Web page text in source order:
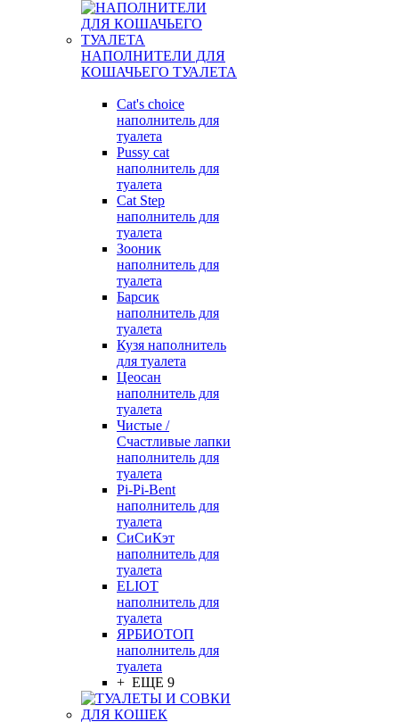
НАПОЛНИТЕЛИ ДЛЯ
КОШАЧЬЕГО ТУАЛЕТА
Cat's choice
наполнитель для
туалета
Pussy cat
наполнитель для
туалета
Cat Step
наполнитель для
туалета
Зооник
наполнитель для
туалета
Барсик
наполнитель для
туалета
Кузя наполнитель
для туалета
Цеосан
наполнитель для
туалета
Чистые /
Счастливые лапки
наполнитель для
туалета
Pi-Pi-Bent
наполнитель для
туалета
СиСиКэт
наполнитель для
туалета
ELIOT
наполнитель для
туалета
ЯРБИОТОП
наполнитель для
туалета
+ ЕЩЕ 9